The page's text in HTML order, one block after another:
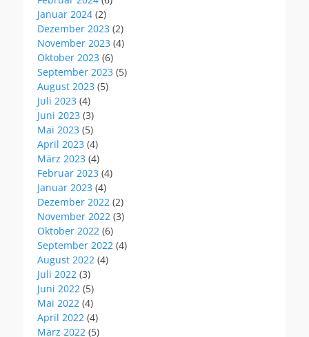
Januar 2024 (2)
Dezember 2023 (2)
November 2023 (4)
Oktober 2023 (6)
September 2023 (5)
August 2023 (5)
Juli 2023 (4)
Juni 2023 (3)
Mai 2023 (5)
April 2023 (4)
März 2023 (4)
Februar 2023 (4)
Januar 2023 (4)
Dezember 2022 (2)
November 2022 (3)
Oktober 2022 (6)
September 2022 (4)
August 2022 (4)
Juli 2022 (3)
Juni 2022 (5)
Mai 2022 (4)
April 2022 (4)
März 2022 (5)